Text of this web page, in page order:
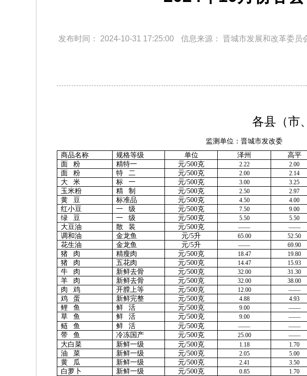
发布时间： 2024-10-31 17:25:00 信息来源： 晋城市发展和改革委员
各县（市
监测单位：晋城市发改委
商品名称
规格等级 单位 泽州 高平
面 粉
精特一 元/500克 2.22 2.00
面 粉 特 二 元/500克 2.00 2.14
大 米 标 一 元/500克 3.00 3.25
玉米粉 精 制 元/500克 2.50 2.97
黄 豆 标准品 元/500克 4.50 4.00
红小豆 一 级 元/500克 7.50 9.00
绿 豆 一 级 元/500克 5.50 5.50
大豆油 散 装 元/500克 —— ——
调和油 金龙鱼 元/5升 65.00 52.50
花生油 金龙鱼 元/5升 —— 69.90
猪 肉 精瘦肉 元/500克 18.47 19.80
猪 肉 五花肉 元/500克 14.47 15.93
牛 肉 新鲜去骨 元/500克 32.00 31.30
羊 肉 新鲜去骨 元/500克 32.00 38.00
肉 鸡 开膛上等 元/500克 12.00 ——
鸡 蛋 新鲜完整 元/500克 4.88 4.93
鲤 鱼 鲜 活 元/500克 9.00 ——
草 鱼 鲜 活 元/500克 9.00 ——
鲢 鱼 鲜 活 元/500克 —— ——
带 鱼 冷冻国产 元/500克 25.00 ——
大白菜 新鲜一级 元/500克 1.18 1.70
油 菜 新鲜一级 元/500克 2.05 5.00
黄 瓜 新鲜一级 元/500克 2.41 3.50
白萝卜 新鲜一级 元/500克 0.85 1.70